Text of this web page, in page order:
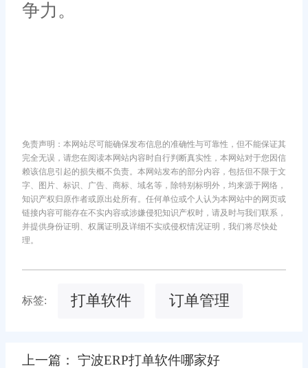
争力。
免责声明：本网站尽可能确保发布信息的准确性与可靠性，但不能保证其
完全无误，请您在阅读本网站内容时自行判断真实性，本网站对于您因信
赖该信息引起的损失概不负责。本网站发布的部分内容，包括但不限于文
字、图片、标识、广告、商标、域名等，除特别标明外，均来源于网络，
知识产权归原作者或原出处所有。任何单位或个人认为本网站中的网页或
链接内容可能存在不实内容或涉嫌侵犯知识产权时，请及时与我们联系，
并提供身份证明、权属证明及详细不实或侵权情况证明，我们将尽快处
理。
标签: 打单软件 订单管理
上一篇： 宁波ERP打单软件哪家好